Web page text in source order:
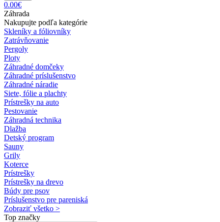
0.00€
Záhrada
Nakupujte podľa kategórie
Skleníky a fóliovníky
Zatrávňovanie
Pergoly
Ploty
Záhradné domčeky
Záhradné príslušenstvo
Záhradné náradie
Siete, fólie a plachty
Prístrešky na auto
Pestovanie
Záhradná technika
Dlažba
Detský program
Sauny
Grily
Koterce
Prístrešky
Prístrešky na drevo
Búdy pre psov
Príslušenstvo pre pareniská
Zobraziť všetko >
Top značky